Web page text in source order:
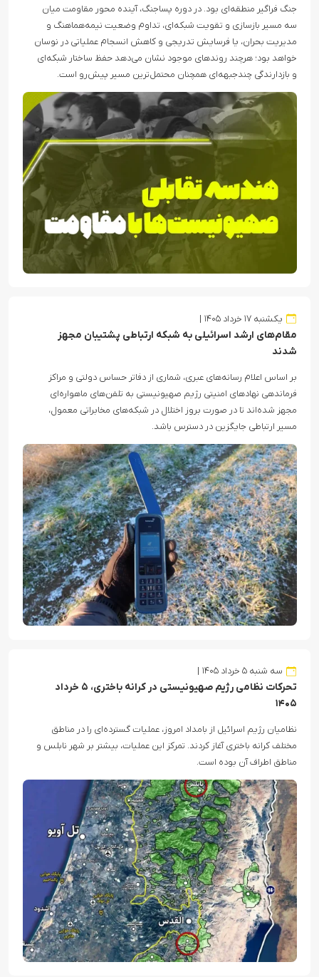
جنگ فراگیر منطقه‌ای بود. در دوره پساجنگ، آینده محور مقاومت میان
سه مسیر بازسازی و تقویت شبکه‌ای، تداوم وضعیت نیمه‌هماهنگ و
مدیریت بحران، یا فرسایش تدریجی و کاهش انسجام عملیاتی در نوسان
خواهد بود؛ هرچند روندهای موجود نشان می‌دهد حفظ ساختار شبکه‌ای
و بازدارندگی چندجبهه‌ای همچنان محتمل‌ترین مسیر پیش‌رو است.
یکشنبه ۱۷ خرداد ۱۴۰۵
مقام‌های ارشد اسرائیلی به شبکه ارتباطی پشتیبان مجهز
شدند
بر اساس اعلام رسانه‌های عبری، شماری از دفاتر حساس دولتی و مراکز
فرماندهی نهادهای امنیتی رژیم صهیونیستی به تلفن‌های ماهواره‌ای
مجهز شده‌اند تا در صورت بروز اختلال در شبکه‌های مخابراتی معمول،
مسیر ارتباطی جایگزین در دسترس باشد.
سه شنبه ۵ خرداد ۱۴۰۵
تحرکات نظامی رژیم صهیونیستی در کرانه باختری، ۵ خرداد
۱۴۰۵
نظامیان رژیم اسرائیل از بامداد امروز، عملیات گسترده‌ای را در مناطق
مختلف کرانه باختری آغاز کردند. تمرکز این عملیات، بیشتر بر شهر نابلس و
مناطق اطراف آن بوده است.